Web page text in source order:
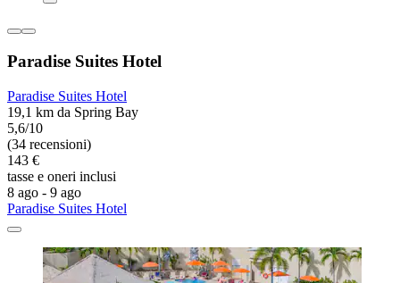
Paradise Suites Hotel
Paradise Suites Hotel
19,1 km da Spring Bay
5,6/10
(34 recensioni)
143 €
tasse e oneri inclusi
8 ago - 9 ago
Paradise Suites Hotel